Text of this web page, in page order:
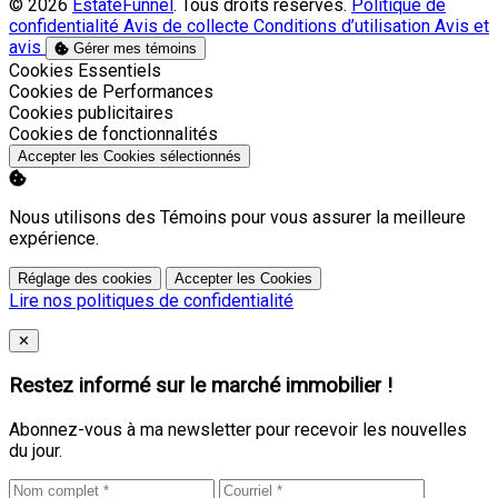
© 2026 EstateFunnel . Tous droits réservés. Politique de
confidentialité Avis de collecte Conditions d’utilisation Avis et
avis
Gérer mes témoins
Activer
Cookies Essentiels
Activer
Cookies de Performances
Activer
Cookies publicitaires
Activer
Cookies de fonctionnalités
Accepter les Cookies sélectionnés
Nous utilisons des Témoins pour vous assurer la meilleure
expérience.
Réglage des cookies Accepter les Cookies
Lire nos politiques de confidentialité
Close
✕
Restez informé sur le marché immobilier !
Abonnez-vous à ma newsletter pour recevoir les nouvelles
du jour.